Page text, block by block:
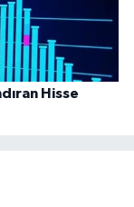
Hisse